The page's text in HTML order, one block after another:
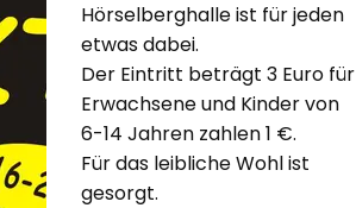
Hörselberghalle ist für jeden
etwas dabei.
Der Eintritt beträgt 3 Euro für
Erwachsene und Kinder von
6-14 Jahren zahlen 1 €.
Für das leibliche Wohl ist
gesorgt.